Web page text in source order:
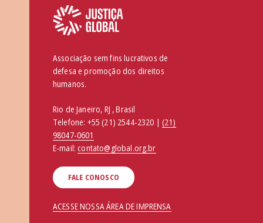
Associação sem fins lucrativos de
defesa e promoção dos direitos
humanos.
Rio de Janeiro, RJ , Brasil
Telefone: +55 (21) 2544-2320 | (21)
98047-0601
E-mail:contato@global.org.br
FALE CONOSCO
ACESSE NOSSA ÁREA DE IMPRENSA